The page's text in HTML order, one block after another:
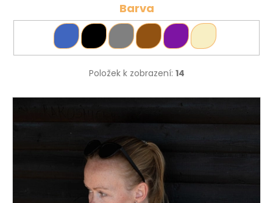
Barva
Položek k zobrazení: 14
V
ý